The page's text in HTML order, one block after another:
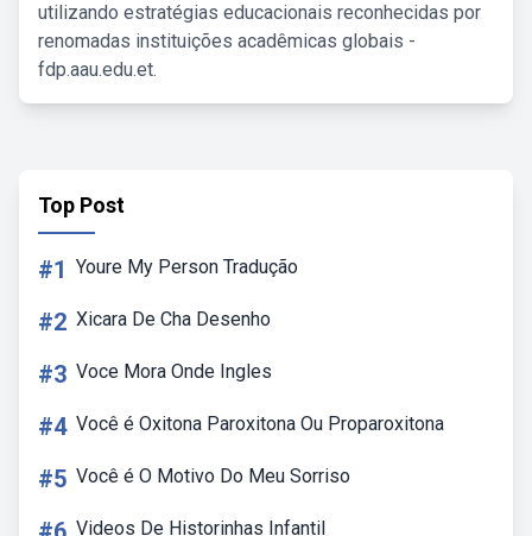
utilizando estratégias educacionais reconhecidas por
renomadas instituições acadêmicas globais -
fdp.aau.edu.et.
Top Post
#1 Youre My Person Tradução
#2 Xicara De Cha Desenho
#3 Voce Mora Onde Ingles
#4 Você é Oxitona Paroxitona Ou Proparoxitona
#5 Você é O Motivo Do Meu Sorriso
Videos De Historinhas Infantil